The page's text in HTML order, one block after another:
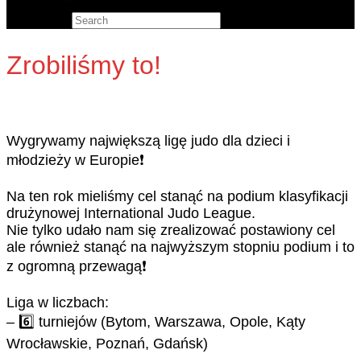
Zrobiliśmy to!
Wygrywamy największą ligę judo dla dzieci i
młodzieży w Europie❗️
Na ten rok mieliśmy cel stanąć na podium klasyfikacji
drużynowej International Judo League.
Nie tylko udało nam się zrealizować postawiony cel
ale również stanąć na najwyższym stopniu podium i to
z ogromną przewagą❗️
Liga w liczbach:
– 6️⃣ turniejów (Bytom, Warszawa, Opole, Kąty
Wrocławskie, Poznań, Gdańsk)